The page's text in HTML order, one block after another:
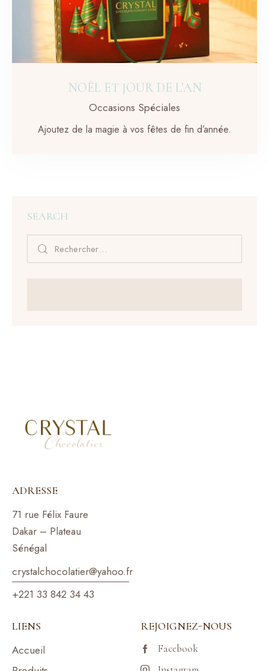
NOËL ET JOUR DE L’AN
Occasions Spéciales
Ajoutez de la magie à vos fêtes de fin d’année.
SEARCH
ADRESSE
71 rue Félix Faure
Dakar – Plateau
Sénégal
crystalchocolatier@yahoo.fr
+221 33 842 34 43
LIENS
Accueil
REJOIGNEZ-NOUS
Facebook